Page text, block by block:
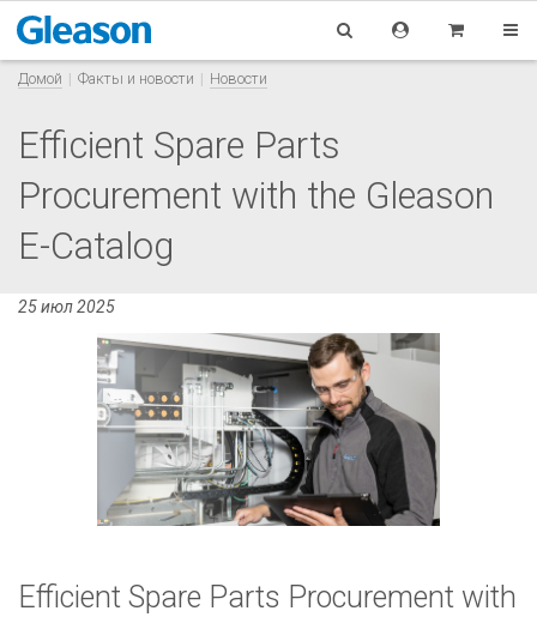
Домой Факты и новости Новости
Efficient Spare Parts
Procurement with the Gleason
E-Catalog
25 июл 2025
Efficient Spare Parts Procurement with